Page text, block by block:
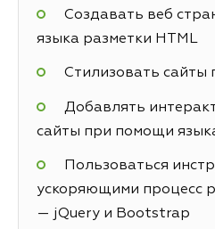
Создавать веб
языка разметки HTML
Стилизовать сайты
Добавлять
сайты при помощи
Пользоваться
ускоряющими процесс
— jQuery и Bootstrap